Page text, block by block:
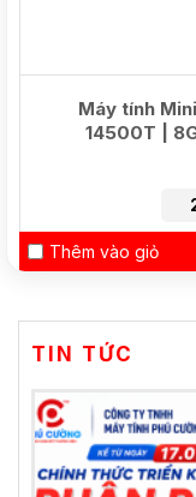
Máy tính
14500T |
Thêm vào giỏ
TIN TỨC